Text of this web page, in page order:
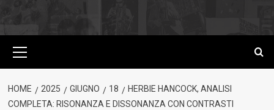
principale
HOME 2025 GIUGNO 18
HERBIE HANCOCK, ANALISI
COMPLETA: RISONANZA E DISSONANZA CON CONTRASTI